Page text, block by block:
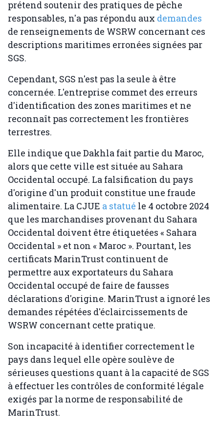
prétend soutenir des pratiques de pêche
responsables, n'a pas répondu aux demandes
de renseignements de WSRW concernant ces
descriptions maritimes erronées signées par
SGS.
Cependant, SGS n'est pas la seule à être
concernée. L'entreprise commet des erreurs
d'identification des zones maritimes et ne
reconnaît pas correctement les frontières
terrestres.
Elle indique que Dakhla fait partie du Maroc,
alors que cette ville est située au Sahara
Occidental occupé. La falsification du pays
d'origine d'un produit constitue une fraude
alimentaire. La CJUE a statué le 4 octobre 2024
que les marchandises provenant du Sahara
Occidental doivent être étiquetées « Sahara
Occidental » et non « Maroc ». Pourtant, les
certificats MarinTrust continuent de
permettre aux exportateurs du Sahara
Occidental occupé de faire de fausses
déclarations d'origine. MarinTrust a ignoré les
demandes répétées d'éclaircissements de
WSRW concernant cette pratique.
Son incapacité à identifier correctement le
pays dans lequel elle opère soulève de
sérieuses questions quant à la capacité de SGS
à effectuer les contrôles de conformité légale
exigés par la norme de responsabilité de
MarinTrust.